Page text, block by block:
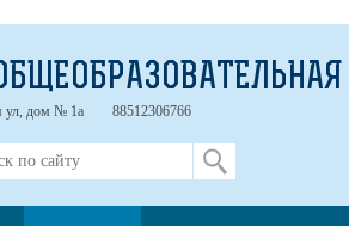
ул, дом № 1а 88512306766